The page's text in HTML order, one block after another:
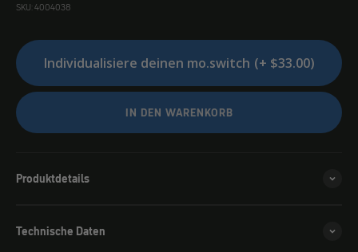
SKU: 4004038
Individualisiere deinen mo.switch (+ $33.00)
IN DEN WARENKORB
Produktdetails
Technische Daten